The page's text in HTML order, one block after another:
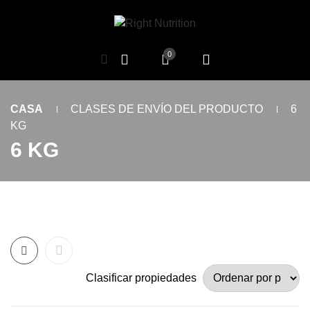
0
CASA CLASES DE ENVÍO DEL PRODUCTO
6
KG
6 KG
Clasificar propiedades